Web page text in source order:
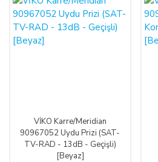
VİKO Karre/Meridian
90967052 Uydu Prizi (SAT-
TV-RAD - 13dB - Geçişli)
[Beyaz]